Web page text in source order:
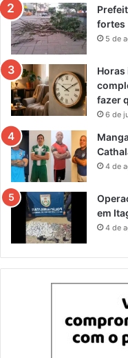
fortes
5 de
fazer
6 de
4 de
em
4 de